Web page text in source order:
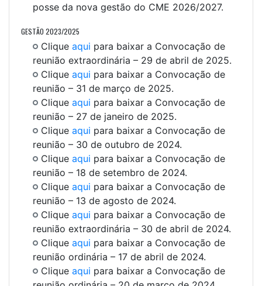
posse da nova gestão do CME 2026/2027.
GESTÃO 2023/2025
Clique aqui para baixar a Convocação de
reunião extraordinária – 29 de abril de 2025.
Clique aqui para baixar a Convocação de
reunião – 31 de março de 2025.
Clique aqui para baixar a Convocação de
reunião – 27 de janeiro de 2025.
Clique aqui para baixar a Convocação de
reunião – 30 de outubro de 2024.
Clique aqui para baixar a Convocação de
reunião – 18 de setembro de 2024.
Clique aqui para baixar a Convocação de
reunião – 13 de agosto de 2024.
Clique aqui para baixar a Convocação de
reunião extraordinária – 30 de abril de 2024.
Clique aqui para baixar a Convocação de
reunião ordinária – 17 de abril de 2024.
Clique aqui para baixar a Convocação de